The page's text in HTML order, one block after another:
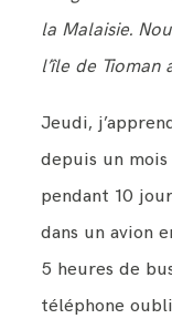
la Malaisie.
l’île de Tioman
Jeudi,
depuis un
pendant 10
dans un avion
5 heures de
téléphone